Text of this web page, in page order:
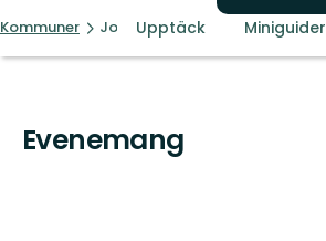
Kommuner JokkmokkUpptäck Miniguider
Evenemang